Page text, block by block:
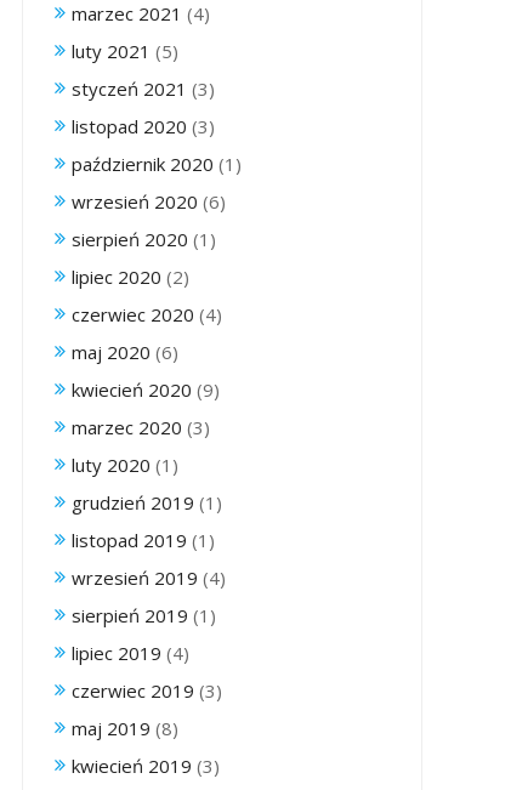
marzec 2021 (4)
luty 2021 (5)
styczeń 2021 (3)
listopad 2020 (3)
październik 2020 (1)
wrzesień 2020 (6)
sierpień 2020 (1)
lipiec 2020 (2)
czerwiec 2020 (4)
maj 2020 (6)
kwiecień 2020 (9)
marzec 2020 (3)
luty 2020 (1)
grudzień 2019 (1)
listopad 2019 (1)
wrzesień 2019 (4)
sierpień 2019 (1)
lipiec 2019 (4)
czerwiec 2019 (3)
maj 2019 (8)
kwiecień 2019 (3)